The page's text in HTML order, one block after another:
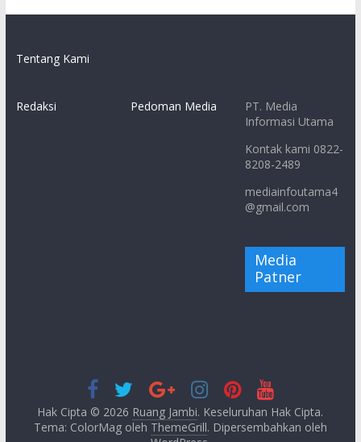
Tentang Kami
Redaksi Pedoman Media
PT. Media
Informasi Utama
Kontak kami 0822-
8208-2489
mediainfoutama4
@gmail.com
Media
Patner
Hak Cipta © 2026 Ruang Jambi. Keseluruhan Hak Cipta.
Tema: ColorMag oleh ThemeGrill. Dipersembahkan oleh